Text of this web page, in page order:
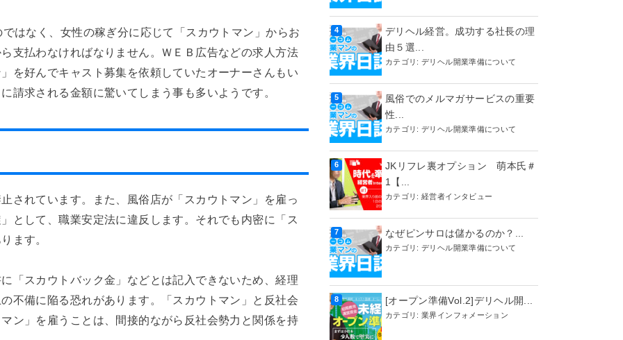
はなく、女性の稼ぎ分に応じて「スカウトマン」からお
支払わなければなりません。ＷＥＢ広告などの求人方法
を好んでキャスト募集を依頼していたオーナーさんもい
請求される金額に驚いてしまう事も多いようです。
されています。また、風俗店が「スカウトマン」を雇っ
として、職業安定法に違反します。それでも内密に「ス
ます。
「スカウトバック金」などとは記入できないため、経理
不備に陥る恐れがあります。「スカウトマン」と反社会
ン」を雇うことは、間接的ながら反社会勢力と関係を持
デリヘル経営。成功する社長の理
由５選...
カテゴリ:デリヘル開業準備について
風俗でのメルマガサービスの重要
性...
カテゴリ:デリヘル開業準備について
JKリフレ裏オプション 萌本氏＃
1【...
カテゴリ:経営者インタビュー
なぜピンサロは儲かるのか？...
カテゴリ:デリヘル開業準備について
[オープン準備Vol.2]デリヘル開...
カテゴリ:業界インフォメーション